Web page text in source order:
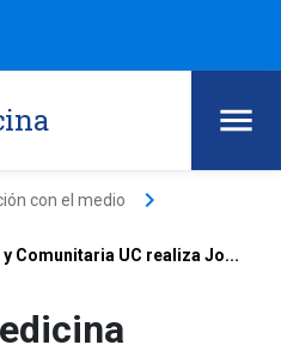
con el medio keyboard_arrow_right
Comunitaria UC realiza Jo...